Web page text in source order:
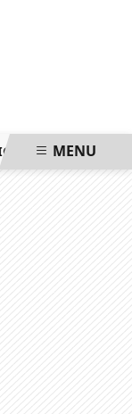
QUARTA-
MENU